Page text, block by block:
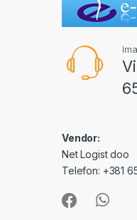
Vendor:
Net Logist doo
Telefon: +381